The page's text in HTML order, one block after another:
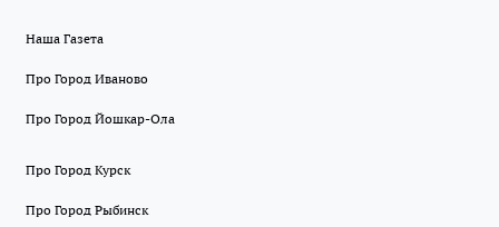
Наша Газета
Про Город Иваново
Про Город Йошкар-Ола
Про Город Курск
Про Город Рыбинск